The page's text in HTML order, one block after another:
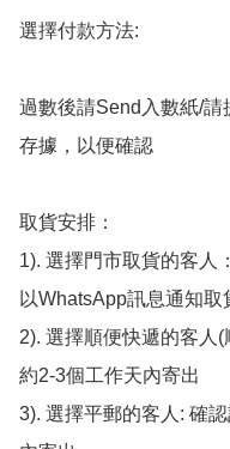
選擇付款方法:
過數後請Send入數紙/
存據，以便確認
取貨安排：
1). 選擇門市取貨的客人
以WhatsApp訊息通知取
2). 選擇順便快遞的客人
約2-3個工作天內寄出
3). 選擇平郵的客人: 確